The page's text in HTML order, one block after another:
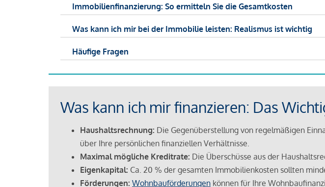
Immobilienfinanzierung: So ermitteln Sie die Gesamtkosten
Was kann ich mir bei der Immobilie leisten: Realismus ist wichtig
Häufige Fragen
Was kann ich mir finanzieren: Das
Haushaltsrechnung: Die Gegenüberstellung von regelmäßigen
über Ihre persönlichen finanziellen Verhältnisse.
Maximal mögliche Kreditrate: Die Überschüsse aus der
Eigenkapital: Ca. 20 % der gesamten Immobilienkosten sollten
Förderungen: Wohnbauförderungen können für Ihre